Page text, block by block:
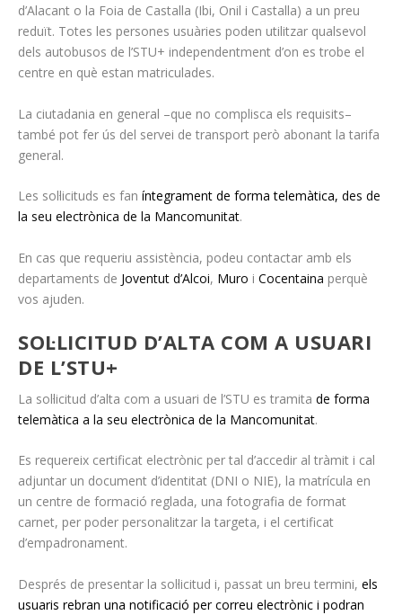
d’Alacant o la Foia de Castalla (Ibi, Onil i Castalla) a un preu
reduït. Totes les persones usuàries poden utilitzar qualsevol
dels autobusos de l’STU+ independentment d’on es trobe el
centre en què estan matriculades.
La ciutadania en general –que no complisca els requisits–
també pot fer ús del servei de transport però abonant la tarifa
general.
Les sol·licituds es fan íntegrament de forma telemàtica, des de
la seu electrònica de la Mancomunitat.
En cas que requeriu assistència, podeu contactar amb els
departaments de Joventut d’Alcoi, Muro i Cocentaina perquè
vos ajuden.
SOL·LICITUD D’ALTA COM A USUARI
DE L’STU+
La sol·licitud d’alta com a usuari de l’STU es tramita de forma
telemàtica a la seu electrònica de la Mancomunitat.
Es requereix certificat electrònic per tal d’accedir al tràmit i cal
adjuntar un document d’identitat (DNI o NIE), la matrícula en
un centre de formació reglada, una fotografia de format
carnet, per poder personalitzar la targeta, i el certificat
d’empadronament.
Després de presentar la sol·licitud i, passat un breu termini, els
usuaris rebran una notificació per correu electrònic i podran